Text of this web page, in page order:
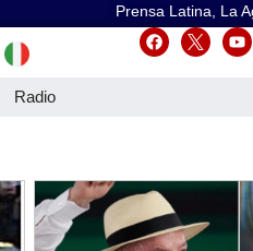
Prensa Latina, La
Radio